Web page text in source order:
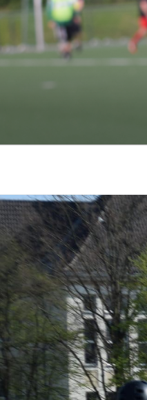
Zum
springen